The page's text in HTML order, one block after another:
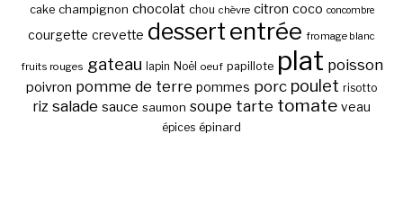
cake champignon chocolat chou chèvre citron coco concombre
courgette crevette dessert entrée fromage blanc
fruits rouges gateau lapin Noël oeuf papillote plat poisson
poivron pomme de terre pommes porc poulet risotto
riz salade sauce saumon soupe tarte tomate veau
épices épinard